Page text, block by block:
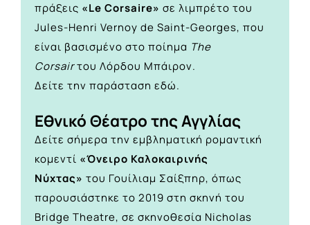
πράξεις «Le Corsaire» σε λιμπρέτο του
Jules-Henri Vernoy de Saint-Georges, που
είναι βασισμένο στο ποίημα The
Corsairτου Λόρδου Μπάιρον.
Δείτε την παράσταση εδώ.
Εθνικό Θέατρο της Αγγλίας
Δείτε σήμερα την εμβληματική ρομαντική
κομεντί «Όνειρο Καλοκαιρινής
Νύχτας» του Γουίλιαμ Σαίξπηρ, όπως
παρουσιάστηκε το 2019 στη σκηνή του
Bridge Theatre, σε σκηνοθεσία Nicholas